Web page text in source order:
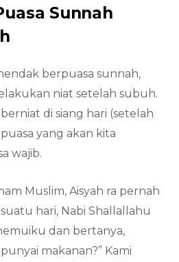
Sunnah
berpuasa sunnah,
niat setelah subuh.
di siang hari (setelah
yang akan kita
wajib.
Muslim, Aisyah ra pernah
hari, Nabi Shallallahu
dan bertanya,
makanan?” Kami